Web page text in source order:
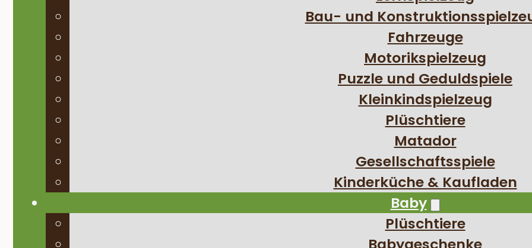
Bau- und
Fahrzeuge
Motorikspielzeug
Puzzle und Geduldspiele
Kleinkindspielzeug
Plüschtiere
Matador
Gesellschaftsspiele
Kinderküche & Kaufladen
Baby
Plüschtiere
Babygeschenke